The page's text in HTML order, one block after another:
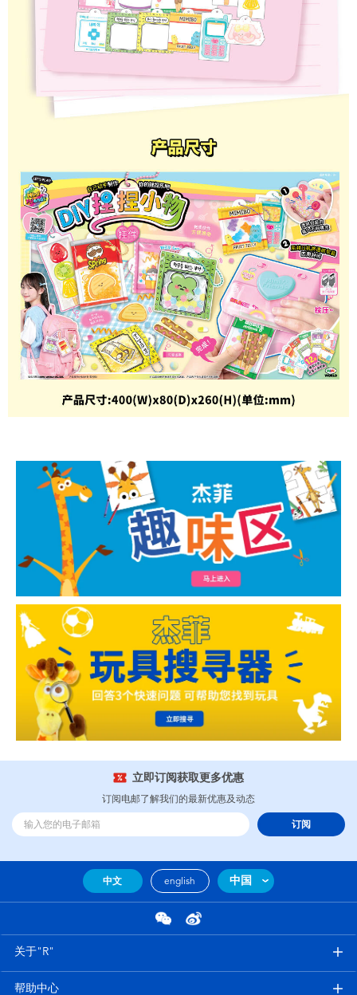
立即订阅获取更多优惠
订阅电邮了解我们的最新优惠及动态
订阅
中文 english 中国
关于"R"
帮助中心